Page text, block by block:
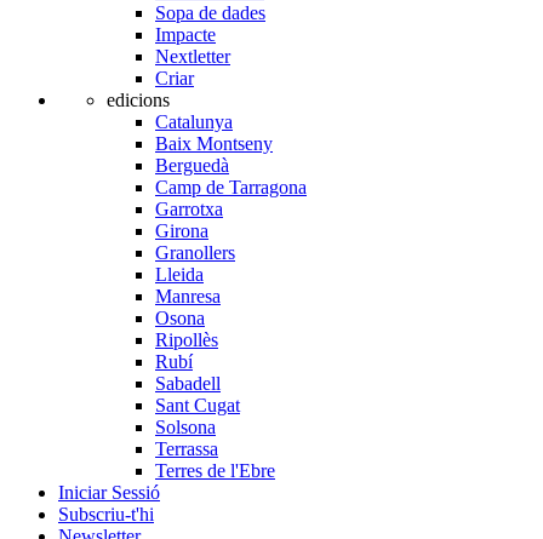
Sopa de dades
Impacte
Nextletter
Criar
edicions
Catalunya
Baix Montseny
Berguedà
Camp de Tarragona
Garrotxa
Girona
Granollers
Lleida
Manresa
Osona
Ripollès
Rubí
Sabadell
Sant Cugat
Solsona
Terrassa
Terres de l'Ebre
Iniciar Sessió
Subscriu-t'hi